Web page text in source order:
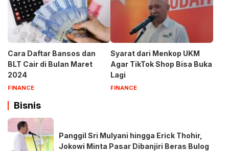
Cara Daftar Bansos dan
BLT Cair di Bulan Maret
2024
FINANCE
Syarat dari Menkop UKM
Agar TikTok Shop Bisa Buka
Lagi
FINANCE
Bisnis
Panggil Sri Mulyani hingga Erick Thohir,
Jokowi Minta Pasar Dibanjiri Beras Bulog